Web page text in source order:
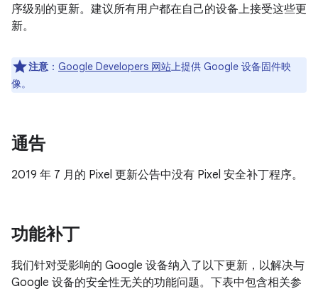
序级别的更新。建议所有用户都在自己的设备上接受这些更
新。
注意 ： Google Developers 网站上提供 Google 设备固件映
像。
通告
2019 年 7 月的 Pixel 更新公告中没有 Pixel 安全补丁程序。
功能补丁
我们针对受影响的 Google 设备纳入了以下更新，以解决与
Google 设备的安全性无关的功能问题。下表中包含相关参